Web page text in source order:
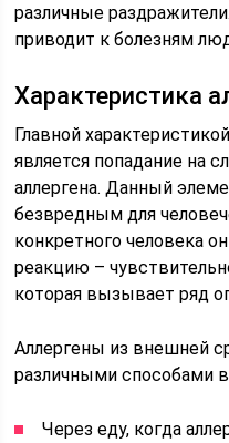
различные
приводит к болезням
Характеристика
Главной
является попадание на
аллергена. Данный
безвредным для
конкретного человека
реакцию –
которая вызывает ряд
Аллергены из внешней
различными способами
Через еду, когда